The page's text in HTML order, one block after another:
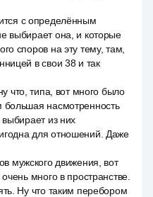
с определённым
выбирает она, и которые
споров на эту тему, там,
в свои 38 и так
что, типа, вот много было
насмотренность
выбирает из них
для отношений. Даже
мужского движения, вот
много в пространстве.
Ну что таким перебором